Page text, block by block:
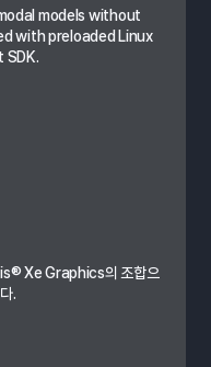
models without
with preloaded Linux
SDK.
Xe Graphics의 조합으
.​